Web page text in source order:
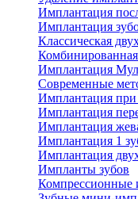
Имплантация
Имплантация
Классическая
Имплантация
Современные
Имплантация при
Имплантация
Имплантация
Имплантация 1
Имплантация
Импланты зубов
Компрессионные